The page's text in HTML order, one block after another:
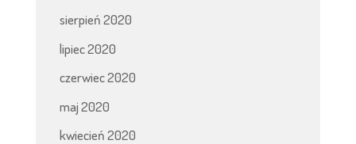
sierpień 2020
lipiec 2020
czerwiec 2020
maj 2020
kwiecień 2020